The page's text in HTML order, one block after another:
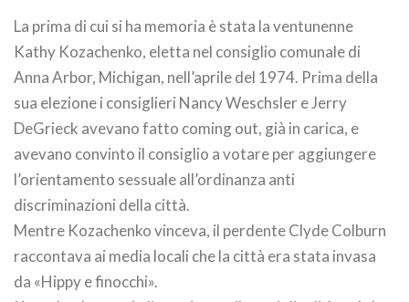
La prima di cui si ha memoria è stata la ventunenne
Kathy Kozachenko, eletta nel consiglio comunale di
Anna Arbor, Michigan, nell’aprile del 1974. Prima della
sua elezione i consiglieri Nancy Weschsler e Jerry
DeGrieck avevano fatto coming out, già in carica, e
avevano convinto il consiglio a votare per aggiungere
l’orientamento sessuale all’ordinanza anti
discriminazioni della città.
Mentre Kozachenko vinceva, il perdente Clyde Colburn
raccontava ai media locali che la città era stata invasa
da «Hippy e finocchi».